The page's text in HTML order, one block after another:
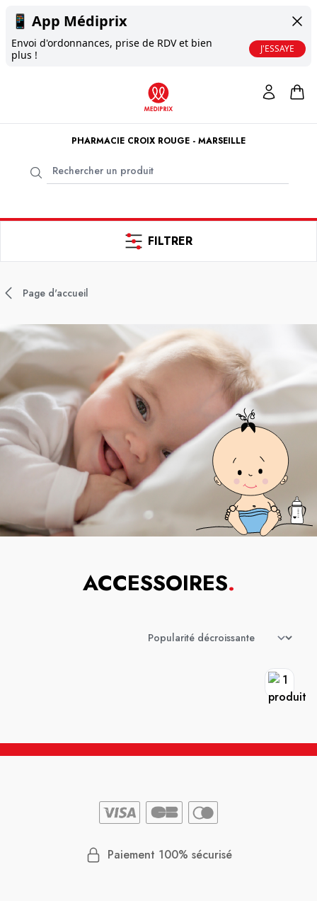
📱 App Médiprix
Envoi d'ordonnances, prise de RDV et bien
plus !
J'ESSAYE
PHARMACIE CROIX ROUGE - MARSEILLE
FILTRER
Page d'accueil
ACCESSOIRES.
Paiement 100% sécurisé